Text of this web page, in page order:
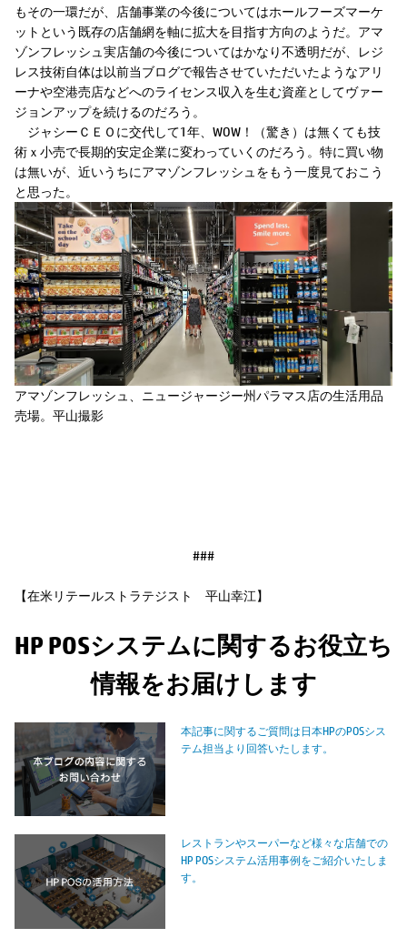
もその一環だが、店舗事業の今後についてはホールフーズマーケ
ットという既存の店舗網を軸に拡大を目指す方向のようだ。アマ
ゾンフレッシュ実店舗の今後についてはかなり不透明だが、レジ
レス技術自体は以前当ブログで報告させていただいたようなアリ
ーナや空港売店などへのライセンス収入を生む資産としてヴァー
ジョンアップを続けるのだろう。
ジャシーＣＥＯに交代して1年、WOW！（驚き）は無くても技
術ｘ小売で長期的安定企業に変わっていくのだろう。特に買い物
は無いが、近いうちにアマゾンフレッシュをもう一度見ておこう
と思った。
アマゾンフレッシュ、ニュージャージー州パラマス店の生活用品
売場。平山撮影
###
【在米リテールストラテジスト 平山幸江】
HP POSシステムに関するお役立ち
情報をお届けします
本記事に関するご質問は日本HPのPOSシス
テム担当より回答いたします。
レストランやスーパーなど様々な店舗での
HP POSシステム活用事例をご紹介いたしま
す。